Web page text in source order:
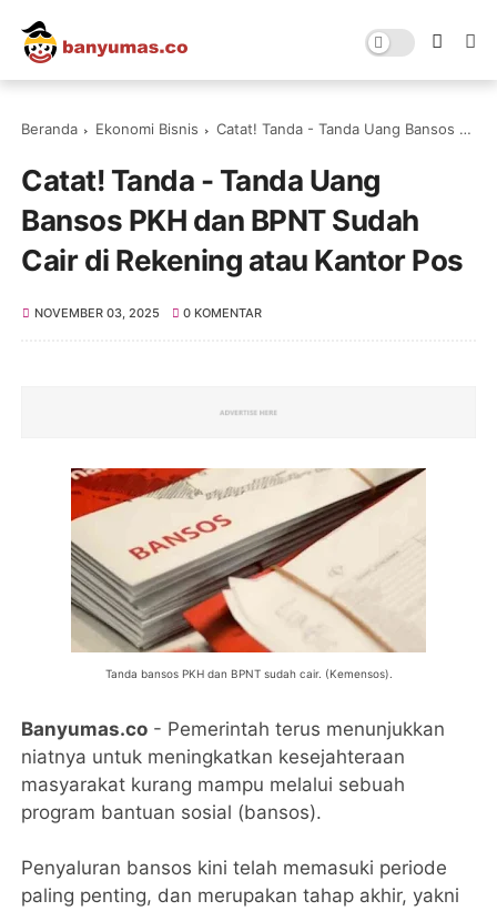
Beranda Ekonomi Bisnis Catat! Tanda - Tanda Uang Bansos PKH dan BPNT Sudah Cair di Rekening atau Kantor Pos
Catat! Tanda - Tanda Uang
Bansos PKH dan BPNT Sudah
Cair di Rekening atau Kantor Pos
NOVEMBER 03, 2025 0 KOMENTAR
Tanda bansos PKH dan BPNT sudah cair. (Kemensos).
Banyumas.co - Pemerintah terus menunjukkan
niatnya untuk meningkatkan kesejahteraan
masyarakat kurang mampu melalui sebuah
program bantuan sosial (bansos).
Penyaluran bansos kini telah memasuki periode
paling penting, dan merupakan tahap akhir, yakni